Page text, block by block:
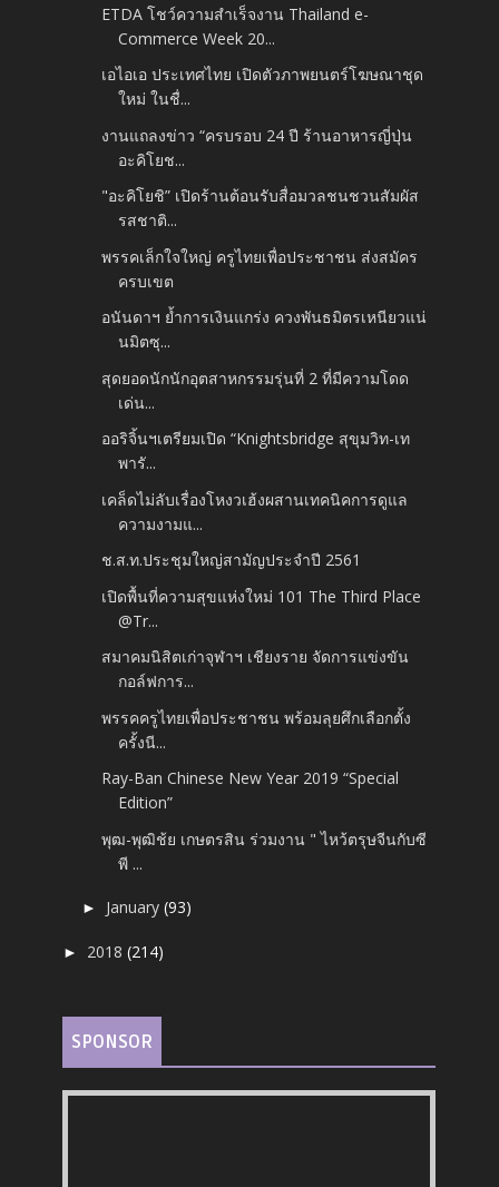
ETDA โชว์ความสำเร็จงาน Thailand e-
Commerce Week 20...
เอไอเอ ประเทศไทย เปิดตัวภาพยนตร์โฆษณาชุด
ใหม่ ในชื่...
งานแถลงข่าว “ครบรอบ 24 ปี ร้านอาหารญี่ปุ่น
อะคิโยช...
"อะคิโยชิ” เปิดร้านต้อนรับสื่อมวลชนชวนสัมผัส
รสชาติ...
พรรคเล็กใจใหญ่ ครูไทยเพื่อประชาชน ส่งสมัคร
ครบเขต
อนันดาฯ ย้ำการเงินแกร่ง ควงพันธมิตรเหนียวแน่
นมิตซุ...
สุดยอดนักนักอุตสาหกรรมรุ่นที่ 2 ที่มีความโดด
เด่น...
ออริจิ้นฯเตรียมเปิด “Knightsbridge สุขุมวิท-เท
พารั...
เคล็ดไม่ลับเรื่องโหงวเฮ้งผสานเทคนิคการดูแล
ความงามแ...
ช.ส.ท.ประชุมใหญ่สามัญประจำปี 2561
เปิดพื้นที่ความสุขแห่งใหม่ 101 The Third Place
@Tr...
สมาคมนิสิตเก่าจุฬาฯ เชียงราย จัดการแข่งขัน
กอล์ฟการ...
พรรคครูไทยเพื่อประชาชน พร้อมลุยศึกเลือกตั้ง
ครั้งนี...
Ray-Ban Chinese New Year 2019 “Special
Edition”
พุฒ-พุฒิช้ย เกษตรสิน ร่วมงาน " ไหว้ตรุษจีนกับซี
พี ...
► January(93)
► 2018(214)
SPONSOR